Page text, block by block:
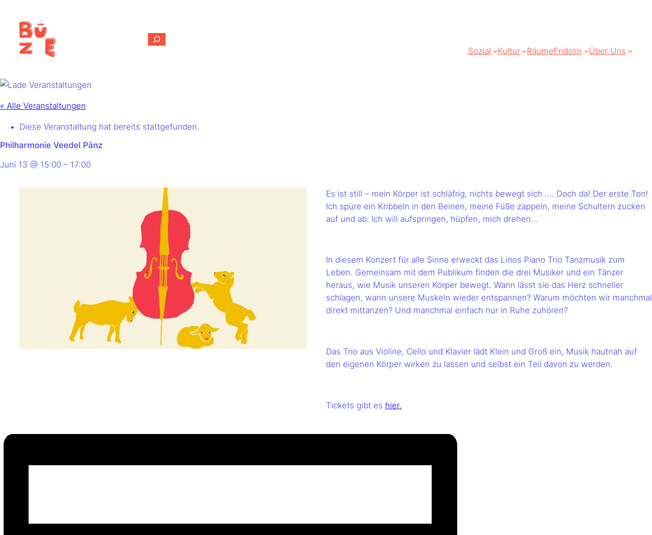
Suchen
Sozial
Kultur RäumeFridolin Über Uns
« Alle Veranstaltungen
Diese Veranstaltung hat bereits stattgefunden.
Philharmonie Veedel Pänz
Juni 13 @ 15:00 – 17:00
Es ist still – mein Körper ist schläfrig, nichts bewegt sich …. Doch da! Der erste Ton!
Ich spüre ein Kribbeln in den Beinen, meine Füße zappeln, meine Schultern zucken
auf und ab. Ich will aufspringen, hüpfen, mich drehen…
In diesem Konzert für alle Sinne erweckt das Linos Piano Trio Tanzmusik zum
Leben. Gemeinsam mit dem Publikum finden die drei Musiker und ein Tänzer
heraus, wie Musik unseren Körper bewegt. Wann lässt sie das Herz schneller
schlagen, wann unsere Muskeln wieder entspannen? Warum möchten wir manchmal
direkt mittanzen? Und manchmal einfach nur in Ruhe zuhören?
Das Trio aus Violine, Cello und Klavier lädt Klein und Groß ein, Musik hautnah auf
den eigenen Körper wirken zu lassen und selbst ein Teil davon zu werden.
Tickets gibt es hier.